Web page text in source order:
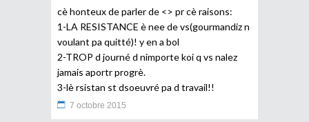
cè honteux de parler de <> pr cè raisons:
1-LA RESISTANCE è nee de vs(gourmandiz n
voulant pa quitté)! y en a bol
2-TROP d journé d nimporte koi q vs nalez
jamais aportr progrè.
3-lè rsistan st dsoeuvré pa d travail!!
7 octobre 2015